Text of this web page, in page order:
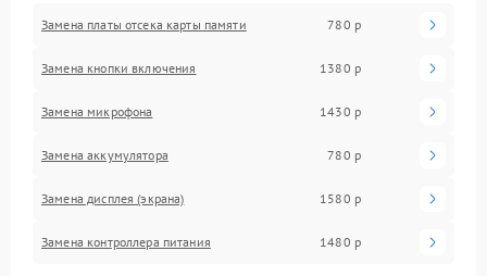
Замена платы отсека карты памяти 780 р
Замена кнопки включения 1380 р
Замена микрофона 1430 р
Замена аккумулятора 780 р
Замена дисплея (экрана) 1580 р
Замена контроллера питания 1480 р